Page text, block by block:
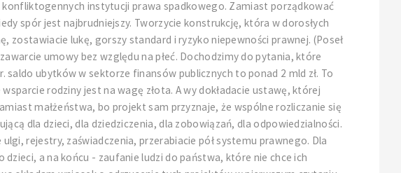
instytucji prawa spadkowego. Zamiast porządkować
spór jest najbrudniejszy. Tworzycie konstrukcję, która w dorosłych
zostawiacie lukę, gorszy standard i ryzyko niepewności prawnej. (Poseł
umowy bez względu na płeć. Dochodzimy do pytania, które
ubytków w sektorze finansów publicznych to ponad 2 mld zł. To
rodziny jest na wagę złota. A wy dokładacie ustawę, której
małżeństwa, bo projekt sam przyznaje, że wspólne rozliczanie się
dla dzieci, dla dziedziczenia, dla zobowiązań, dla odpowiedzialności.
rejestry, zaświadczenia, przerabiacie pół systemu prawnego. Dla
a na końcu - zaufanie ludzi do państwa, które nie chce ich